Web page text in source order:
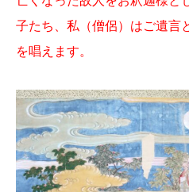
子たち、私（僧侶）はご遺言
を唱えます。